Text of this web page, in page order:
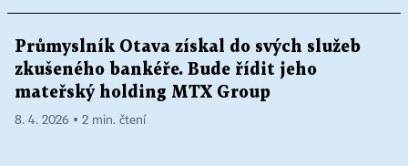
Průmyslník Otava získal do svých služeb
zkušeného bankéře. Bude řídit jeho
mateřský holding MTX Group
8. 4. 2026 ▪ 2 min. čtení